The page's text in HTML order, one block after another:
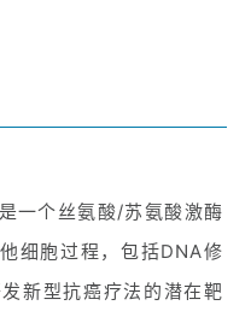
一个丝氨酸/苏氨酸激酶
细胞过程，包括DNA修
新型抗癌疗法的潜在靶